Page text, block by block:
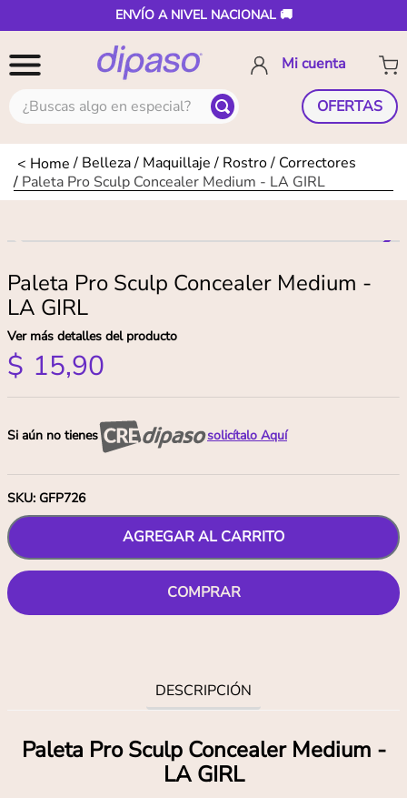
ENVÍO A NIVEL NACIONAL 🚚
¿Buscas algo en especial? OFERTAS
Belleza Maquillaje Rostro
Correctores
Paleta Pro Sculp Concealer Medium - LA GIRL
Paleta Pro Sculp Concealer Medium -
LA GIRL
Ver más detalles del producto
$ 15,90
Si aún no tienes solicítalo Aquí
SKU: GFP726
AGREGAR AL CARRITO
COMPRAR
DESCRIPCIÓN
Paleta Pro Sculp Concealer Medium -
LA GIRL